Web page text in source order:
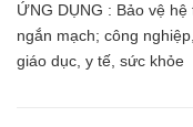
ỨNG DỤNG : Bảo vệ
ngắn mạch; công
giáo dục, y tế, sức khỏe